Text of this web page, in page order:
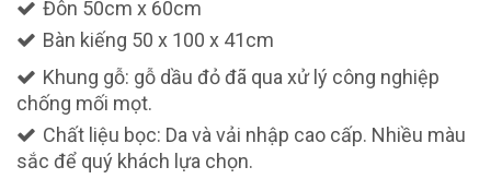
Đôn 50cm x 60cm
Bàn kiếng 50 x 100 x 41cm
Khung gỗ: gỗ dầu đỏ đã qua xử lý công nghiệp
chống mối mọt.
Chất liệu bọc: Da và vải nhập cao cấp. Nhiều màu
sắc để quý khách lựa chọn.